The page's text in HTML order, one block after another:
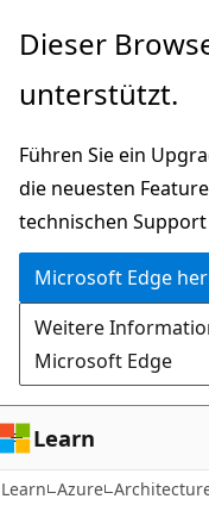
Zu
wechseln
Dieser
unterstützt.
Führen Sie ein
die neuesten
technischen
Microsoft Edge
Weitere
Microsoft Edge
Learn
Learn Azure